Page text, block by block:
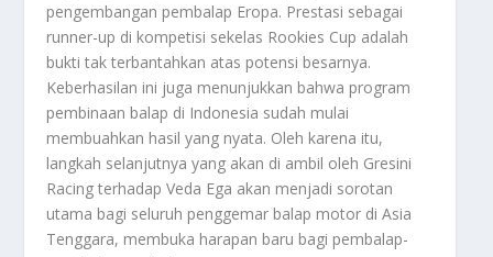
pengembangan pembalap Eropa. Prestasi sebagai
runner-up di kompetisi sekelas Rookies Cup adalah
bukti tak terbantahkan atas potensi besarnya.
Keberhasilan ini juga menunjukkan bahwa program
pembinaan balap di Indonesia sudah mulai
membuahkan hasil yang nyata. Oleh karena itu,
langkah selanjutnya yang akan di ambil oleh Gresini
Racing terhadap Veda Ega akan menjadi sorotan
utama bagi seluruh penggemar balap motor di Asia
Tenggara, membuka harapan baru bagi pembalap-